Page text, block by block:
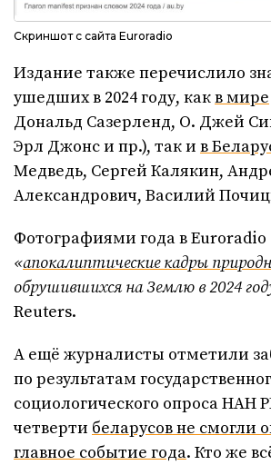
Скриншот с сайта Euroradio
Издание также перечислило
ушедших в 2024 году, какв мире
Дональд Сазерленд, О. Джей
Эрл Джонс и пр.), так и в
Медведь, Сергей Калякин,
Александрович, Василий
Фотографиями года в Euroradio
«апокалиптические кадры
обрушившихся на Землю в 2024
Reuters.
А ещё журналисты отметили
по результатам
социологического опроса НАН
четверти беларусов не смогли
главное событие года. Кто же